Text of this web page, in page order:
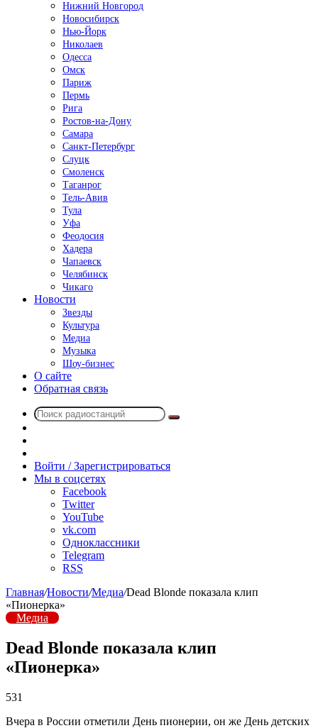
Нижний Новгород
Новосибирск
Нью-Йорк
Николаев
Одесса
Омск
Париж
Пермь
Рига
Ростов-на-Дону
Самара
Санкт-Петербург
Слуцк
Смоленск
Таганрог
Тель-Авив
Тула
Уфа
Феодосия
Хадера
Чапаевск
Челябинск
Чикаго
Новости
Звезды
Культура
Медиа
Музыка
Шоу-бизнес
О сайте
Обратная связь
Поиск
радио
Войти / Зарегистрироваться
Мы в соцсетях
Facebook
Twitter
YouTube
vk.com
Одноклассники
Telegram
RSS
Главная/Новости/Медиа/Dead Blonde показала клип
«Пионерка»
Медиа
Dead Blonde показала клип
«Пионерка»
531
Вчера в России отметили День пионерии, он же День детских